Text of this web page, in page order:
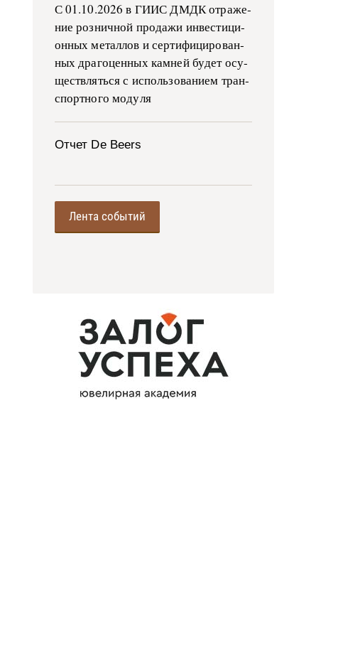
С 01.10.2026 в ГИИС ДМДК от­ра­же­
ние роз­ни­ч­ной про­да­жи ин­ве­сти­ци­
он­ных ме­тал­лов и сер­ти­фи­ци­ро­ван­
ных дра­го­цен­ных ка­м­ней бу­дет осу­
ще­ств­лять­ся с ис­поль­зо­ва­ни­ем тран­
с­пор­т­но­го мо­ду­ля
Отчет De Beers
Лента событий